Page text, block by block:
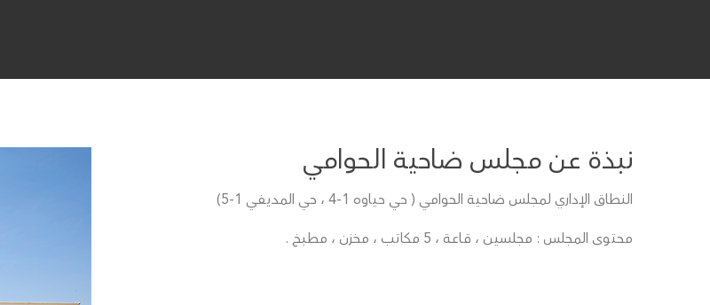
نبذة عن مجلس ضاحية الحوامي
النطاق الإداري لمجلس ضاحية الحوامي ( حي حياوه 1-4 ، حي المديفي 1-5)
محتوى المجلس : مجلسين ، قـاعـة ، 5 مكاتب ، مخزن ، مطبخ .